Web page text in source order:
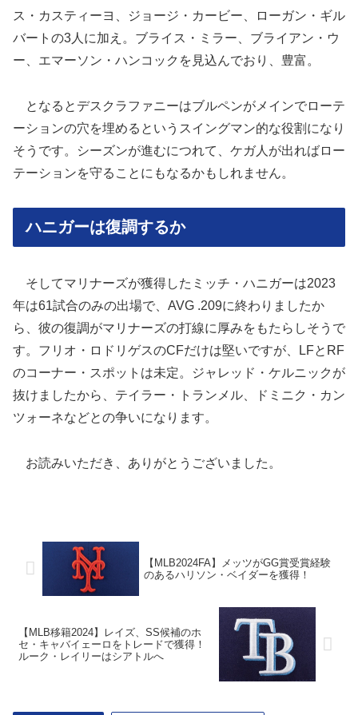
ス・カスティーヨ、ジョージ・カービー、ローガン・ギル
バートの3人に加え。ブライス・ミラー、ブライアン・ウ
ー、エマーソン・ハンコックを見込んでおり、豊富。
となるとデスクラファニーはブルペンがメインでローテ
ーションの穴を埋めるというスイングマン的な役割になり
そうです。シーズンが進むにつれて、ケガ人が出ればロー
テーションを守ることにもなるかもしれません。
ハニガーは復調するか
そしてマリナーズが獲得したミッチ・ハニガーは2023
年は61試合のみの出場で、AVG .209に終わりましたか
ら、彼の復調がマリナーズの打線に厚みをもたらしそうで
す。フリオ・ロドリゲスのCFだけは堅いですが、LFとRF
のコーナー・スポットは未定。ジャレッド・ケルニックが
抜けましたから、テイラー・トランメル、ドミニク・カン
ツォーネなどとの争いになります。
お読みいただき、ありがとうございました。
【MLB2024FA】メッツがGG賞受賞経験
のあるハリソン・ベイダーを獲得！
【MLB移籍2024】レイズ、SS候補のホ
セ・キャバイェーロをトレードで獲得！
ルーク・レイリーはシアトルへ